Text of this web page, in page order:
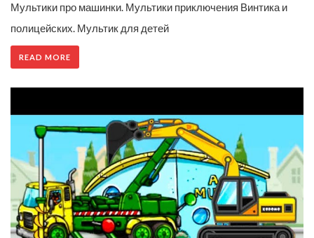
Мультики про машинки. Мультики приключения Винтика и
полицейских. Мультик для детей
READ MORE